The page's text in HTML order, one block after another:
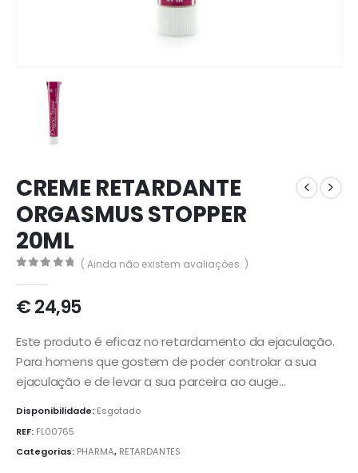
CREME RETARDANTE
ORGASMUS STOPPER
20ML
( Ainda não existem avaliações. )
€24,95
Este produto é eficaz no retardamento da ejaculação.
Para homens que gostem de poder controlar a sua
ejaculação e de levar a sua parceira ao auge…
Disponibilidade: Esgotado
REF: FL00765
Categorias: PHARMA, RETARDANTES